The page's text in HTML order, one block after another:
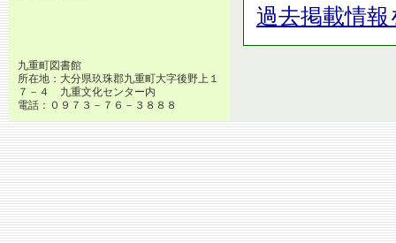
過去掲載情
九重町図書館
所在地：大分県玖珠郡九重町大字後野上１
７－４ 九重文化センター内
電話：０９７３－７６－３８８８